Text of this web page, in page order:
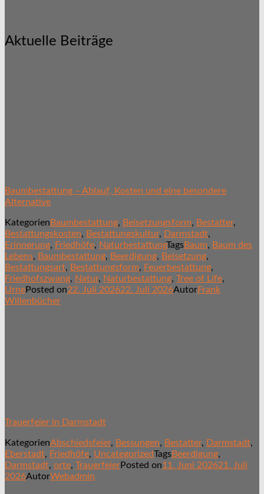
Aktuelle Beiträge
Baumbestattung – Ablauf, Kosten und eine besondere
Alternative
KategorienBaumbestattung, Beisetzungsform, Bestatter,
Bestattungskosten, Bestattungskultur, Darmstadt,
Erinnerung, Friedhöfe, NaturbestattungTagsBaum, Baum des
Lebens, Baumbestattung, Beerdigung, Beisetzung,
Bestattungsart, Bestattungsform, Feuerbestattung,
Friedhofszwang, Natur, Naturbestattung, Tree of Life,
UrnePosted on22. Juli 202622. Juli 2026AutorFrank
Willenbücher
Trauerfeier in Darmstadt
KategorienAbschiedsfeier, Bessungen, Bestatter, Darmstadt,
Eberstadt, Friedhöfe, UncategorizedTagsBeerdigung,
Darmstadt, orte, TrauerfeierPosted on11. Juni 202621. Juli
2026AutorWebadmin